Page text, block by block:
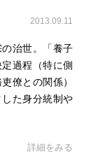
2013.09.11
治世。「養子
過程（特に側
僚との関係）
た身分統制や
詳細をみる